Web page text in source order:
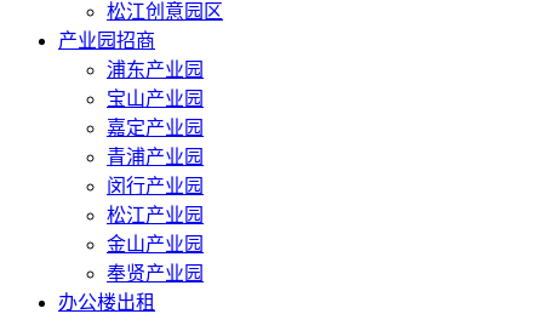
松江创意园区
产业园招商
浦东产业园
宝山产业园
嘉定产业园
青浦产业园
闵行产业园
松江产业园
金山产业园
奉贤产业园
办公楼出租